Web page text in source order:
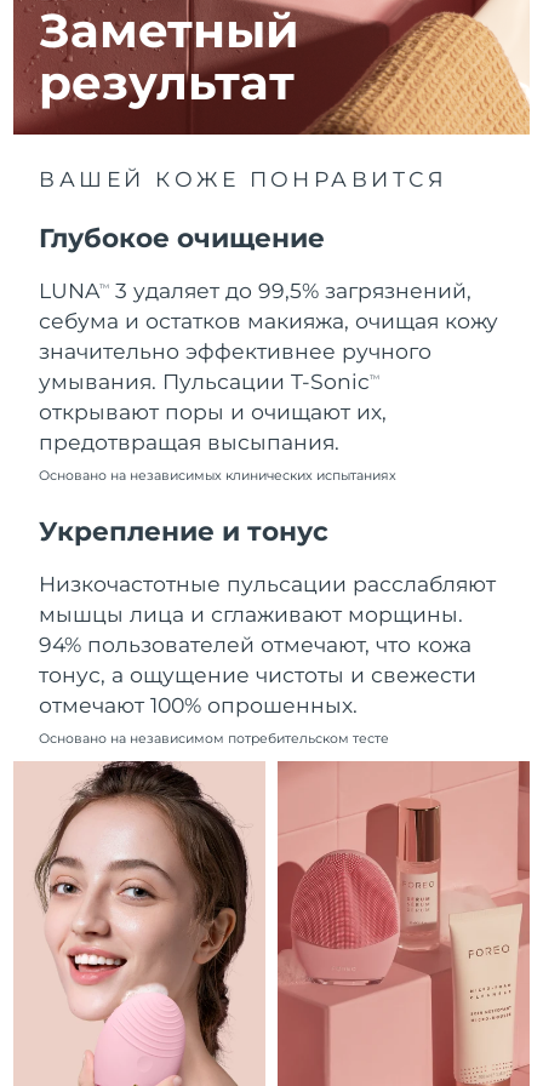
Заметный
результат
ВАШЕЙ КОЖЕ ПОНРАВИТСЯ
Глубокое очищение
LUNATM
3 удаляет до 99,5% загрязнений,
себума и остатков макияжа, очищая кожу
значительно эффективнее ручного
умывания. Пульсации T-SonicTM
открывают поры и очищают их,
предотвращая высыпания.
Основано на независимых клинических испытаниях
Укрепление и тонус
Низкочастотные пульсации расслабляют
мышцы лица и сглаживают морщины.
94% пользователей отмечают, что кожа
тонус, а ощущение чистоты и свежести
отмечают 100% опрошенных.
Основано на независимом потребительском тесте
Израиль
Ожидаемая дата доставки
12.08.2026
Италия
Ожидаемая дата доставки
Джерси
13.08.2026
Казахстан
Ожидаемая дата доставки
Кувейт
Ожидаемая дата доставки
Ливан
9.08.2026
Литва
Ожидаемая дата доставки
8.08.2026
Люксембург
Ожидаемая дата доставки
Макао (САР)
Ожидаемая дата доставки
10.08.2026
Малайзия
Ожидаемая дата доставки
11.08.2026
Мальта
Ожидаемая дата доставки
8.08.2026
Мексика
Ожидаемая дата доставки
12.08.2026
Ожидаемая дата доставки